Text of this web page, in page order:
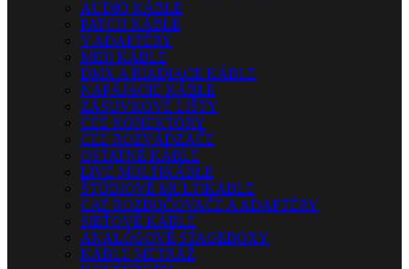
AUDIO KÁBLE
PATCH KÁBLE
Y ADAPTÉRY
MIDI KÁBLE
DMX A RIADIACE KÁBLE
NAPÁJACIE KÁBLE
ZÁSUVKOVÉ LIŠTY
CEE KONEKTORY
CEE ROZVÁDZAČE
OSTATNÉ KÁBLE
LIVE MULTIKÁBLE
ŠTÚDIOVÉ MULTIKÁBLE
CAT ROZBOČOVAČE A ADAPTÉRY
SIEŤOVÉ KÁBLE
ANALÓGOVÉ STAGEBOXY
KÁBLE METRÁŽ